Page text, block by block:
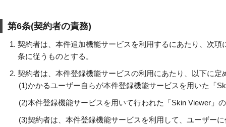
第6条(契約者の責務)
契約者は、本件追加機能サービスを利用するにあたり、次
条に従うものとする。
契約者は、本件登録機能サービスの利用にあたり、以下に定
(1)かかるユーザー自らが本件登録機能サービスを用いた「
(2)本件登録機能サービスを用いて行われた「Skin Viewer」
(3)契約者は、本件登録機能サービスを利用して、ユーザー